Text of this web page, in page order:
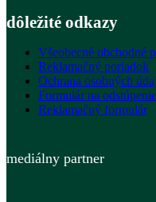
dôležité odkazy
Všeobecné obchodné
Reklamačný poriadok
Ochrana osobných
Formulár na
Reklamačný formulár
mediálny partner